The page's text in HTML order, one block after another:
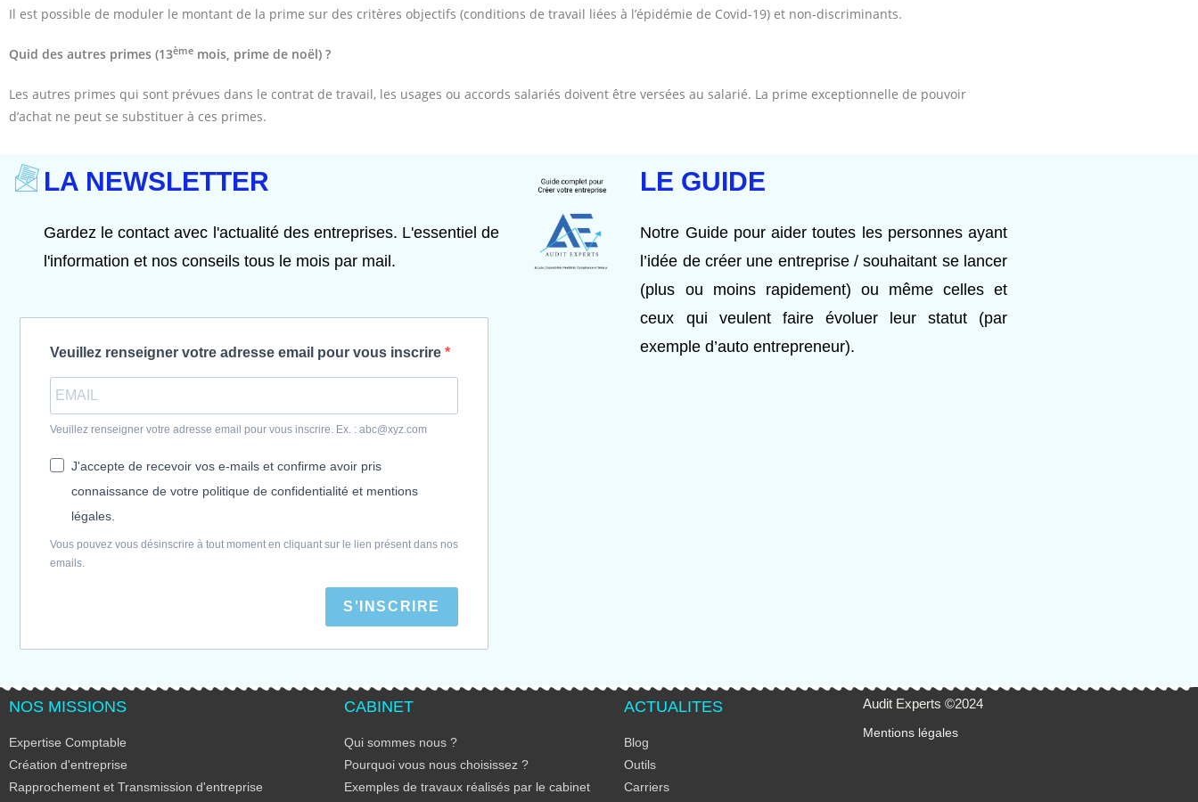
Il est possible de moduler le montant de la prime sur des critères objectifs (conditions de travail liées à l’épidémie de Covid-19) et non-discriminants.
Quid des autres primes (13ème mois, prime de noël) ?
Les autres primes qui sont prévues dans le contrat de travail, les usages ou accords salariés doivent être versées au salarié. La prime exceptionnelle de pouvoir
d’achat ne peut se substituer à ces primes.
LA NEWSLETTER
Gardez le contact avec l'actualité des entreprises. L'essentiel de
l'information et nos conseils tous le mois par mail.
Veuillez renseigner votre adresse email pour vous inscrire
Veuillez renseigner votre adresse email pour vous inscrire. Ex. : abc@xyz.com
J'accepte de recevoir vos e-mails et confirme avoir pris
connaissance de votre politique de confidentialité et mentions
légales.
Vous pouvez vous désinscrire à tout moment en cliquant sur le lien présent dans nos
emails.
S'INSCRIRE
LE GUIDE
Notre Guide pour aider toutes les personnes ayant
l’idée de créer une entreprise / souhaitant se lancer
(plus ou moins rapidement) ou même celles et
ceux qui veulent faire évoluer leur statut (par
exemple d’auto entrepreneur).
NOS MISSIONS
Expertise Comptable
Création d'entreprise
Rapprochement et Transmission d'entreprise
CABINET
Qui sommes nous ?
Pourquoi vous nous choisissez ?
Exemples de travaux réalisés par le cabinet
ACTUALITES
Blog
Outils
Carriers
Audit Experts ©2024
Mentions légales